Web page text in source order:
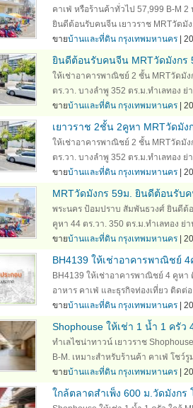
คาเฟ่ หรือร้านค้าทั่วไป 57,999 B-M
ยินดีต้อนรับคนจีน เยาวราช MRTวัดมัง
ขายบ้านและที่ดิน กรุงเทพมหานคร|
ยินดีต้อนรับคนจีน MRTวัดมังกร
ให้เช่าอาคารพาณิชย์ 2 ชั้น MRTวัดมั
ตร.วา. บางลำพู 352 ตร.ม.ทำเลทอง
ขายบ้านและที่ดิน กรุงเทพมหานคร|
เยาวราช 2ชั้น 2คูหา MRTวัดมั
ให้เช่าอาคารพาณิชย์ 2 ชั้น MRTวัดมั
ตร.วา. บางลำพู 352 ตร.ม.ทำเลทอง
ขายบ้านและที่ดิน กรุงเทพมหานคร|
MRTวัดมังกร 59ม. ยินดีต้อนรับ
พระนคร ป้อมปราบ สัมพันธวงศ์ ยินดีต้
คูหา 44 ตร.วา. 350 ตร.ม.ทำเลทอง
ขายบ้านและที่ดิน กรุงเทพมหานคร|
BH4139 ให้เช่าอาคารพาณิชย์
BH4139 ให้เช่าอาคารพาณิชย์ 4 คูหา
อาหาร คาเฟ่ และธุรกิจท่องเที่ยว ติดต่
ขายบ้านและที่ดิน กรุงเทพมหานคร|
Shophouse ให้เช่า 1 น้ำ 1 ครัว
ทำเลไชน่าทาวน์ เยาวราช
B-M. เหมาะสำหรับร้านค้า คาเฟ่ โชว์
ขายบ้านและที่ดิน กรุงเทพมหานคร|
ใกล้ตลาดสำเพ็ง 600 ม.วัดมังก